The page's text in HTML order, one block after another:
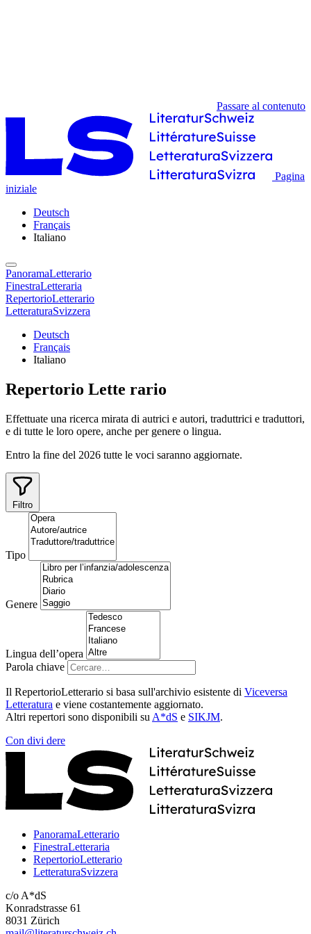
Passare al contenuto
Pagina
iniziale
Deutsch
Français
Italiano
PanoramaLetterario
FinestraLetteraria
RepertorioLetterario
LetteraturaSvizzera
Deutsch
Français
Italiano
Repertorio Lette rario
Effettuate una ricerca mirata di autrici e autori, traduttrici e traduttori,
e di tutte le loro opere, anche per genere o lingua.
Entro la fine del 2026 tutte le voci saranno aggiornate.
Filtro
Tipo
Genere
Lingua dell’opera
Parola chiave
Il RepertorioLetterario si basa sull'archivio esistente di Viceversa
Letteratura e viene costantemente aggiornato.
Altri repertori sono disponibili su A*dS e SIKJM.
Con divi dere
PanoramaLetterario
FinestraLetteraria
RepertorioLetterario
LetteraturaSvizzera
c/o A*dS
Konradstrasse 61
8031 Zürich